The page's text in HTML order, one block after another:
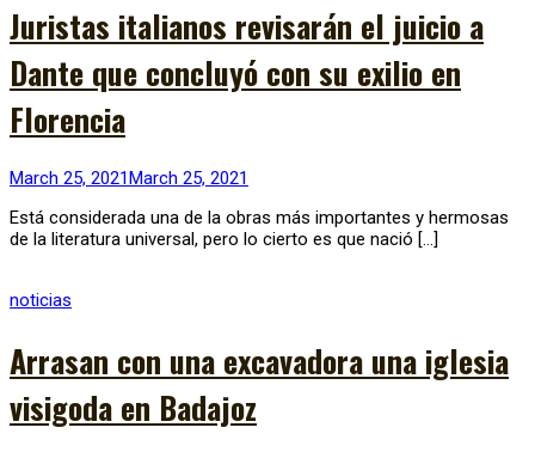
Juristas italianos revisarán el juicio a
Dante que concluyó con su exilio en
Florencia
March 25, 2021 March 25, 2021
Está considerada una de la obras más importantes y hermosas
de la literatura universal, pero lo cierto es que nació […]
noticias
Arrasan con una excavadora una iglesia
visigoda en Badajoz